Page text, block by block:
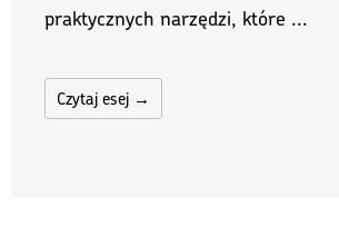
praktycznych narzędzi, które ...
Czytaj esej →